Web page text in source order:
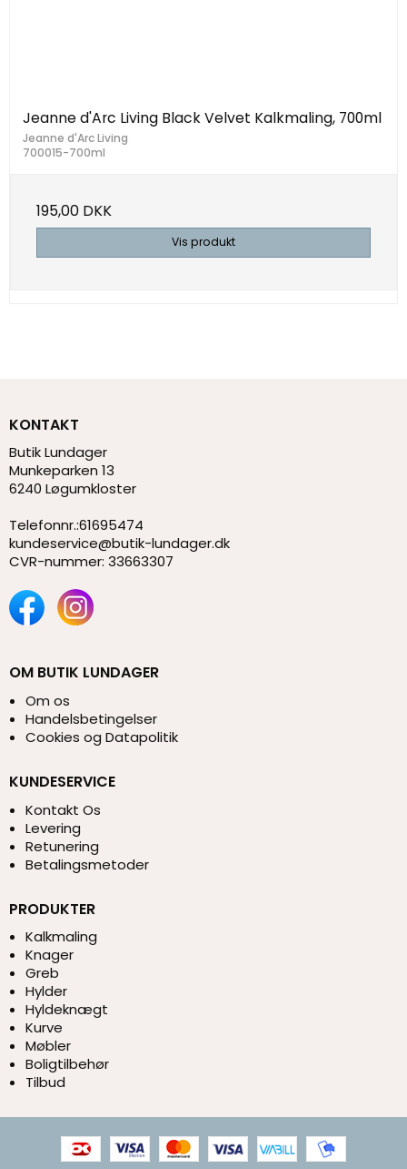
Jeanne d'Arc Living Black Velvet Kalkmaling, 700ml
Jeanne d'Arc Living
700015-700ml
195,00 DKK
Vis produkt
KONTAKT
Butik Lundager
Munkeparken 13
6240 Løgumkloster
Telefonnr.:61695474
kundeservice@butik-lundager.dk
CVR-nummer: 33663307
OM BUTIK LUNDAGER
Om os
Handelsbetingelser
Cookies og Datapolitik
KUNDESERVICE
Kontakt Os
Levering
Retunering
Betalingsmetoder
PRODUKTER
Kalkmaling
Knager
Greb
Hylder
Hyldeknægt
Kurve
Møbler
Boligtilbehør
Tilbud